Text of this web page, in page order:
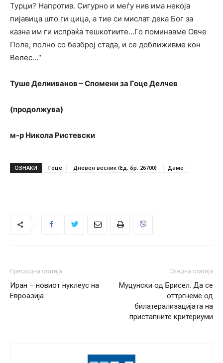
Турци? Напротив. Сигурно и меѓу нив има некоја
пијавица што ги цица, а тие си мислат дека Бог за
казна им ги испраќа тешкотиите…Го поминавме Овче
Поле, полно со безброј стада, и се доближивме кон
Велес…“
Туше Делииванов – Спомени за Гоце Делчев
(продолжува)
м-р Никола Ристевски
ОЗНАКИ Гоце Дневен весник (Ед. бр. 26700) Даме
Претходна статија
Иран – новиот нуклеус на
Евроазија
Следна статија
Муцунски од Брисел: Да се
оттргнеме од
билатерализацијата на
пристапните критериуми